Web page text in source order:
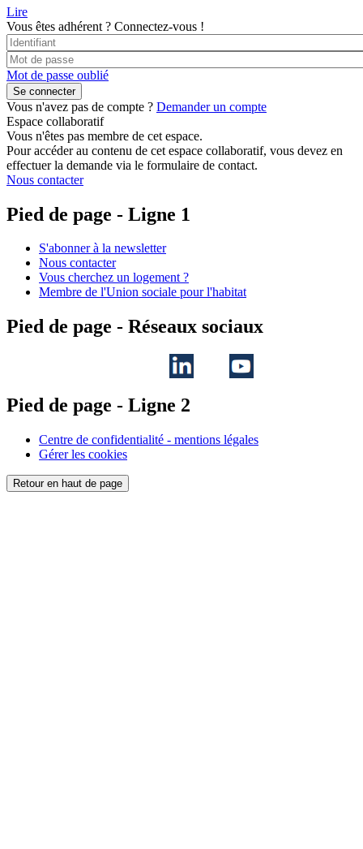
Lire
Vous êtes adhérent ? Connectez-vous !
Mot de passe oublié
Vous n'avez pas de compte ? Demander un compte
Espace collaboratif
Vous n'êtes pas membre de cet espace.
Pour accéder au contenu de cet espace collaboratif, vous devez en
effectuer la demande via le formulaire de contact.
Nous contacter
Pied de page - Ligne 1
S'abonner à la newsletter
Nous contacter
Vous cherchez un logement ?
Membre de l'Union sociale pour l'habitat
Pied de page - Réseaux sociaux
Pied de page - Ligne 2
Centre de confidentialité - mentions légales
Gérer les cookies
Retour en haut de page